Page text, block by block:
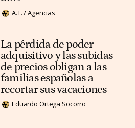
A.T. / Agencias
La pérdida de poder
adquisitivo y las subidas
de precios obligan a las
familias españolas a
recortar sus vacaciones
Eduardo Ortega Socorro